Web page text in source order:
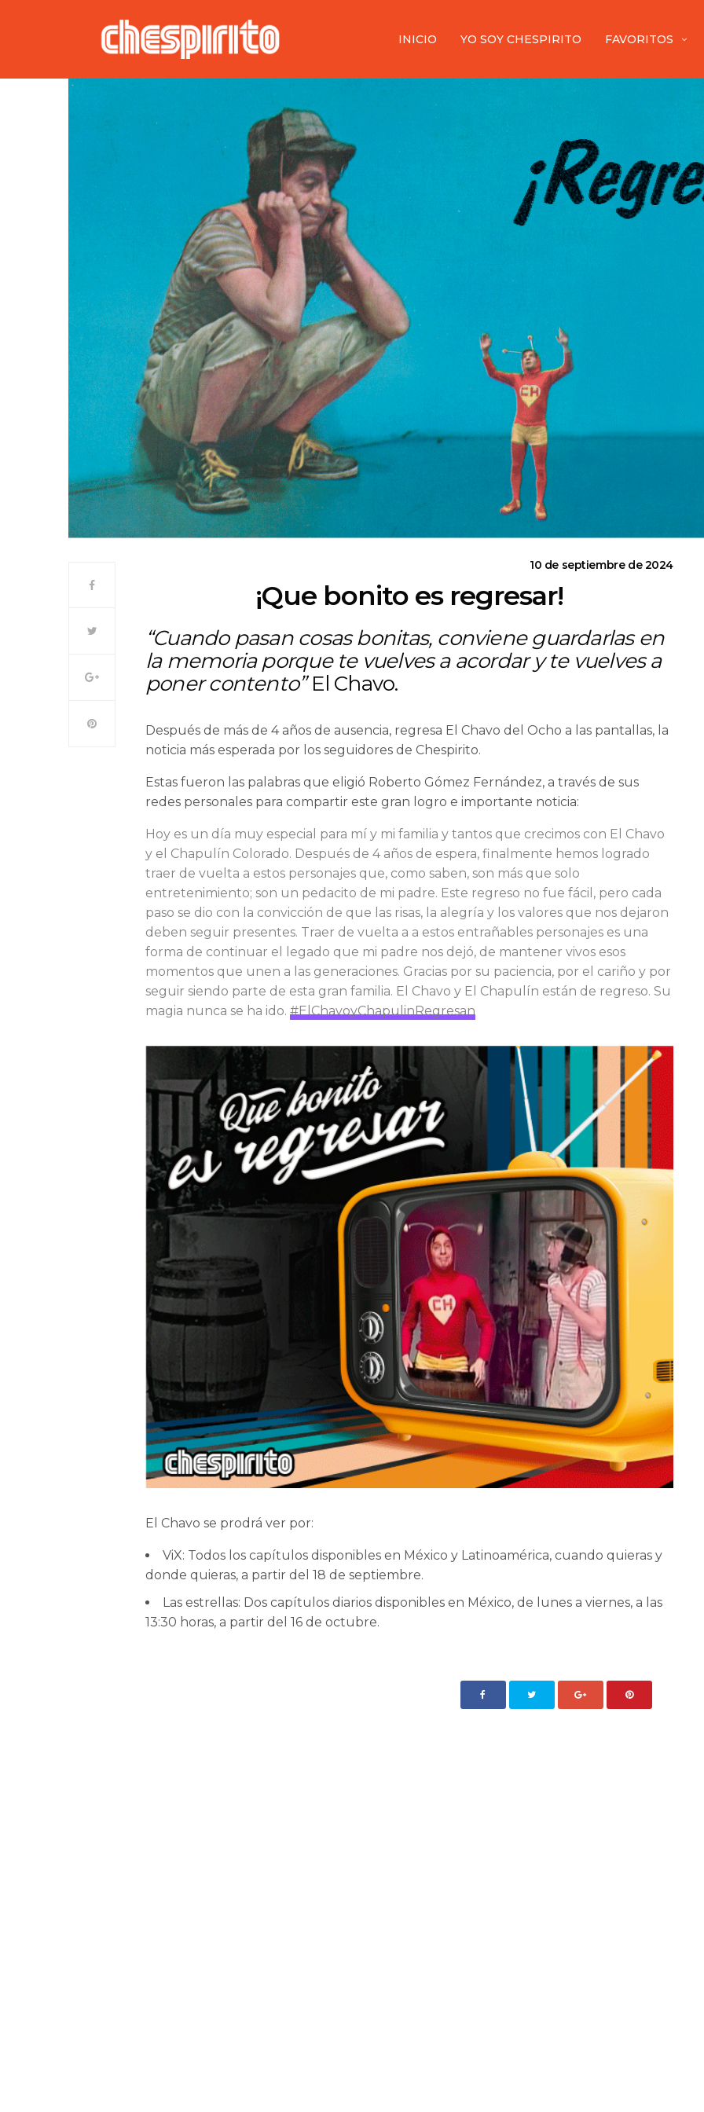
INICIO YO SOY CHESPIRITO FAVORITOS
10 de septiembre de 2024
¡Que bonito es regresar!
“Cuando pasan cosas bonitas, conviene guardarlas en
la memoria porque te vuelves a acordar y te vuelves a
poner contento”El Chavo.
Después de más de 4 años de ausencia, regresa El Chavo del Ocho a las pantallas, la
noticia más esperada por los seguidores de Chespirito.
Estas fueron las palabras que eligió Roberto Gómez Fernández, a través de sus
redes personales para compartir este gran logro e importante noticia:
Hoy es un día muy especial para mí y mi familia y tantos que crecimos con El Chavo
y el Chapulín Colorado. Después de 4 años de espera, finalmente hemos logrado
traer de vuelta a estos personajes que, como saben, son más que solo
entretenimiento; son un pedacito de mi padre. Este regreso no fue fácil, pero cada
paso se dio con la convicción de que las risas, la alegría y los valores que nos dejaron
deben seguir presentes. Traer de vuelta a a estos entrañables personajes es una
forma de continuar el legado que mi padre nos dejó, de mantener vivos esos
momentos que unen a las generaciones. Gracias por su paciencia, por el cariño y por
seguir siendo parte de esta gran familia. El Chavo y El Chapulín están de regreso. Su
magia nunca se ha ido.#ElChavoyChapulinRegresan
El Chavo se prodrá ver por:
ViX: Todos los capítulos disponibles en México y Latinoamérica, cuando quieras y
donde quieras, a partir del 18 de septiembre.
Las estrellas: Dos capítulos diarios disponibles en México, de lunes a viernes, a las
13:30 horas, a partir del 16 de octubre.